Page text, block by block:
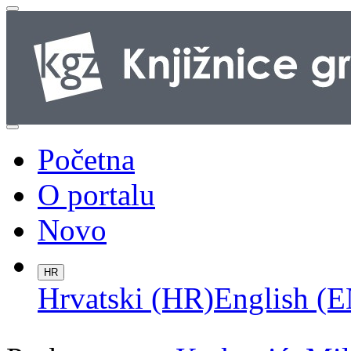
Početna
O portalu
Novo
HR
Hrvatski (HR)English